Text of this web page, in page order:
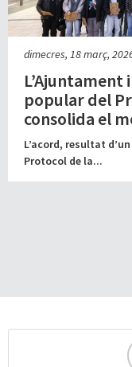
dimecres, 18 març,
popular del
consolida el
L’acord, resultat
Protocol de la...